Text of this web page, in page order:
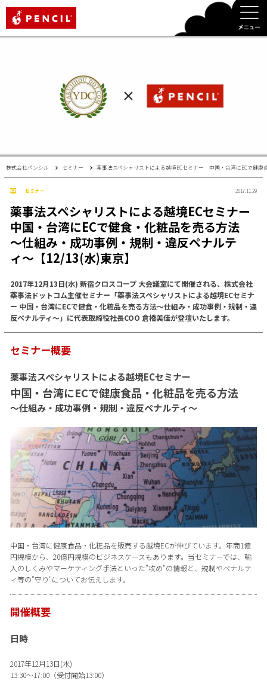
株式会社ペンシル セミナー 薬事法スペシャリストによる越境ECセミナー 中国・台湾にECで健
セミナー 2017.11.29
薬事法スペシャリストによる越境ECセミナー
中国・台湾にECで健食・化粧品を売る方法
〜仕組み・成功事例・規制・違反ペナルテ
ィ〜【12/13(水)東京】
2017年12月13日(水) 新宿クロスコープ 大会議室にて開催される、株式会社
薬事法ドットコム主催セミナー「薬事法スペシャリストによる越境ECセミナ
ー 中国・台湾にECで健食・化粧品を売る方法〜仕組み・成功事例・規制・違
反ペナルティ〜」に代表取締役社長COO 倉橋美佳が登壇いたします。
セミナー概要
薬事法スペシャリストによる越境ECセミナー
中国・台湾にECで健康食品・化粧品を売る方法
〜仕組み・成功事例・規制・違反ペナルティ〜
中国・台湾に健康食品・化粧品を販売する越境ECが伸びています。年商1億
円規模から、20億円規模のビジネスケースもあります。当セミナーでは、輸
入のしくみやマーケティング手法といった"攻め"の情報と、規制やペナルテ
ィ等の"守り"についてお伝えします。
開催概要
日時
2017年12月13日(水)
13:30〜17:00（受付開始13:00）